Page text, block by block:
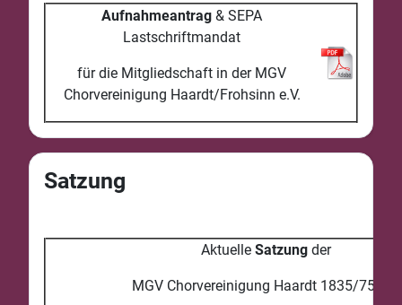
Aufnahmeantrag & SEPA
Lastschriftmandat
für die Mitgliedschaft in der MGV
Chorvereinigung Haardt/Frohsinn e.V.
Satzung
Aktuelle Satzung der
MGV Chorvereinigung Haardt 1835/75 e.V.